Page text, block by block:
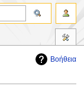
Βοήθεια